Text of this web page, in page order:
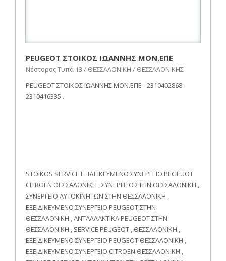
PEUGEOT ΣΤΟΙΚΟΣ ΙΩΑΝΝΗΣ ΜΟΝ.ΕΠΕ
Νέστορος Τυπά 13 / ΘΕΣΣΑΛΟΝΙΚΗ / ΘΕΣΣΑΛΟΝΙΚΗΣ
PEUGEOT ΣΤΟΙΚΟΣ ΙΩΑΝΝΗΣ ΜΟΝ.ΕΠΕ - 2310402868 -
2310416335 .
STOIKOS SERVICE ΕΞΙΔΕΙΚΕΥΜΕΝΟ ΣΥΝΕΡΓΕΙΟ PEGEUOT
CITROEN ΘΕΣΣΑΛΟΝΙΚΗ , ΣΥΝΕΡΓΕΙΟ ΣΤΗΝ ΘΕΣΣΑΛΟΝΙΚΗ ,
ΣΥΝΕΡΓΕΙΟ ΑΥΤΟΚΙΝΗΤΩΝ ΣΤΗΝ ΘΕΣΣΑΛΟΝΙΚΗ ,
ΕΞΕΙΔΙΚΕΥΜΕΝΟ ΣΥΝΕΡΓΕΙΟ PEUGEOT ΣΤΗΝ
ΘΕΣΣΑΛΟΝΙΚΗ , ΑΝΤΑΛΛΑΚΤΙΚΑ PEUGEOT ΣΤΗΝ
ΘΕΣΣΑΛΟΝΙΚΗ , SERVICE PEUGEOT , ΘΕΣΣΑΛΟΝΙΚΗ ,
ΕΞΕΙΔΙΚΕΥΜΕΝΟ ΣΥΝΕΡΓΕΙΟ PEUGEOT ΘΕΣΣΑΛΟΝΙΚΗ ,
ΕΞΕΙΔΙΚΕΥΜΕΝΟ ΣΥΝΕΡΓΕΙΟ CITROEN ΘΕΣΣΑΛΟΝΙΚΗ ,